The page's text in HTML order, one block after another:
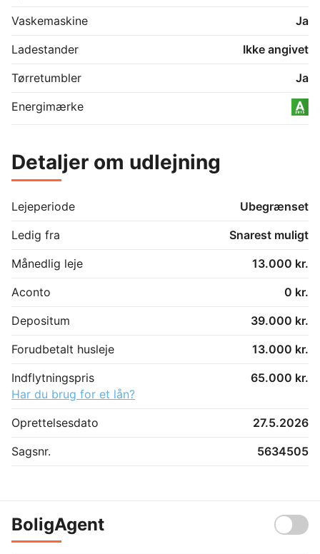
Vaskemaskine
Ja
Ladestander
Ikke angivet
Tørretumbler
Ja
Energimærke
Detaljer om udlejning
Lejeperiode
Ubegrænset
Ledig fra
Snarest muligt
Månedlig leje
13.000 kr.
Aconto
0 kr.
Depositum
39.000 kr.
Forudbetalt husleje
13.000 kr.
Indflytningspris
65.000 kr.
Har du brug for et lån?
Oprettelsesdato
27.5.2026
Sagsnr.
5634505
BoligAgent